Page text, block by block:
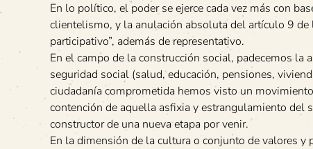
En lo político, el poder se ejerce cada vez más con
clientelismo, y la anulación absoluta del artículo 9
participativo”, además de representativo.
En el campo de la construcción social, padecemos
seguridad social (salud, educación, pensiones,
ciudadanía comprometida hemos visto un
contención de aquella asfixia y estrangulamiento del
constructor de una nueva etapa por venir.
En la dimensión de la cultura o conjunto de valores y